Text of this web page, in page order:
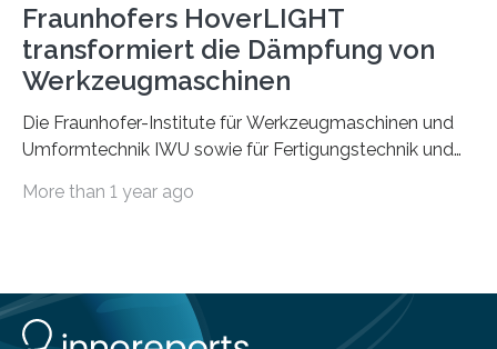
Fraunhofers HoverLIGHT
transformiert die Dämpfung von
Werkzeugmaschinen
Die Fraunhofer-Institute für Werkzeugmaschinen und
Umformtechnik IWU sowie für Fertigungstechnik und
Durchbruch in der Materialforschung erzielt: Der
partikelgefüllten Hohlkugeln erreicht HoverLIGHT einen
bisher unerreichten Eigenschaftsmix aus Leichtigkeit,
More than 1 year ago